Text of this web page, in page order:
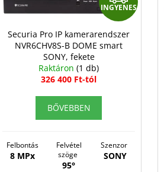
N
G
INGYENES
Securia Pro IP kamerarendszer
NVR6CHV8S-B DOME smart
SONY, fekete
Raktáron(1 db)
326 400 Ft-tól
BŐVEBBEN
Felbontás
8 MPx
Felvétel
szöge
95°
Szenzor
SONY